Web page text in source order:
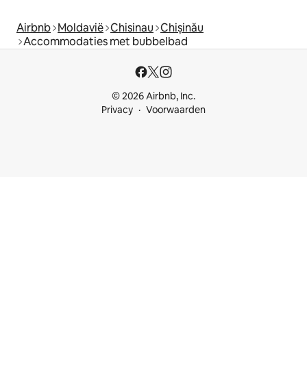
Airbnb Moldavië Chisinau Chișinău
Accommodaties met bubbelbad
© 2026 Airbnb, Inc.
Privacy
Voorwaarden